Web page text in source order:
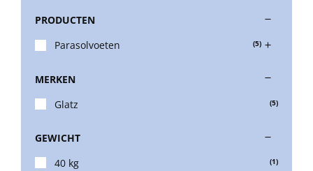
Stokparasols
Muurparasols
PRODUCTEN
Parasolvoeten
(5)
MERKEN
Glatz
(5)
GEWICHT
40 kg
(1)